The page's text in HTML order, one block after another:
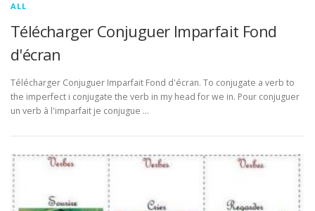
ALL
Télécharger Conjuguer Imparfait Fond
d'écran
Télécharger Conjuguer Imparfait Fond d'écran. To conjugate a verb to
the imperfect i conjugate the verb in my head for we in. Pour conjuguer
un verb à l'imparfait je conjugue …